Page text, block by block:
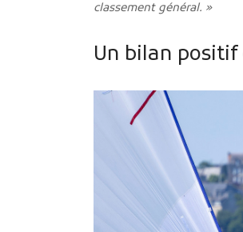
classement général. »
Un bilan positif